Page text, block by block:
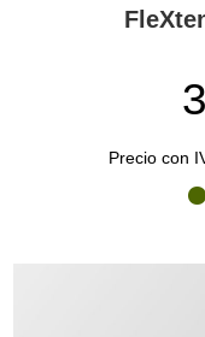
Precio con